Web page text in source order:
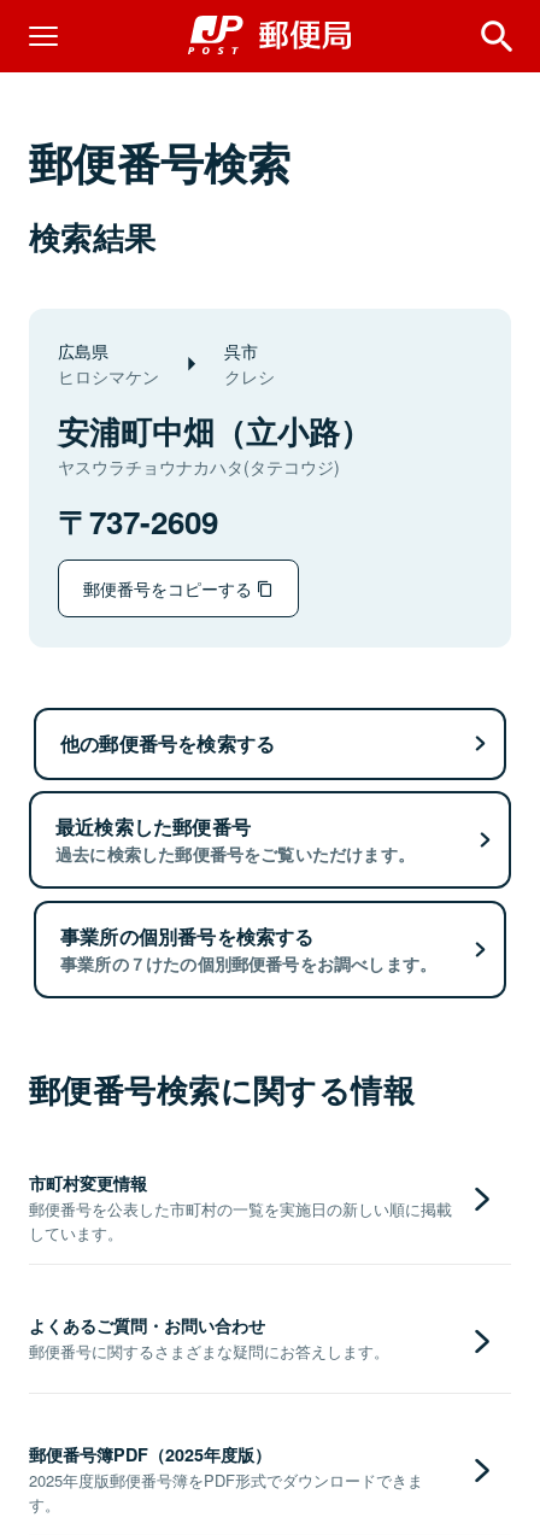
郵便番号検索
検索結果
広島県
ヒロシマケン
呉市
クレシ
安浦町中畑（立小路）
ヤスウラチョウナカハタ(タテコウジ)
737-2609
郵便番号をコピーする
他の郵便番号を検索する
最近検索した郵便番号
過去に検索した郵便番号をご覧いただけます。
事業所の個別番号を検索する
事業所の７けたの個別郵便番号をお調べします。
郵便番号検索に関する情報
市町村変更情報
郵便番号を公表した市町村の一覧を実施日の新しい順に掲載
しています。
よくあるご質問・お問い合わせ
郵便番号に関するさまざまな疑問にお答えします。
郵便番号簿PDF（2025年度版）
2025年度版郵便番号簿をPDF形式でダウンロードできま
す。